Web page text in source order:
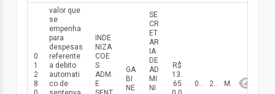
0
1
2
8
valor que
se
empenha
para
despesas
referente
a debito
automati
co de
INDE
NIZA
COE
S
ADM.
E
GA
BI
NE
SE
CR
ET
AR
IA
DE
AD
MI
NI
R$
13.
65
08/05/2026 2026 Maio